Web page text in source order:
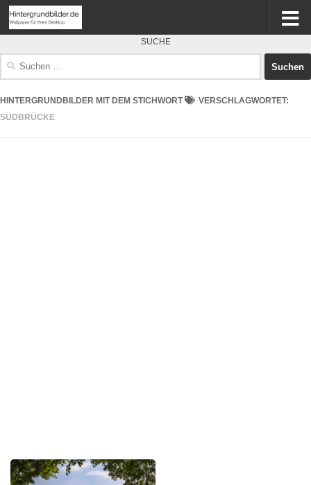
SUCHE
HINTERGRUNDBILDER MIT DEM STICHWORT
VERSCHLAGWORTET:
SÜDBRÜCKE